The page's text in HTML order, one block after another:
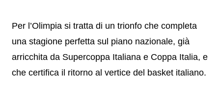
Per l’Olimpia si tratta di un trionfo che completa
una stagione perfetta sul piano nazionale, già
arricchita da Supercoppa Italiana e Coppa Italia, e
che certifica il ritorno al vertice del basket italiano.